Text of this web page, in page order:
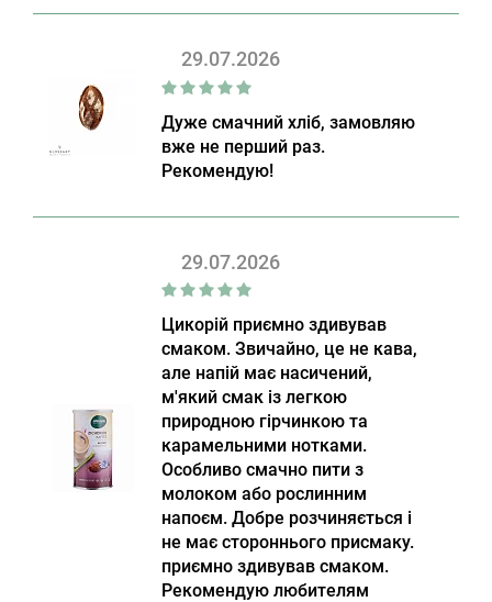
29.07.2026
Дуже смачний хліб, замовляю
вже не перший раз.
Рекомендую!
29.07.2026
Цикорій приємно здивував
смаком. Звичайно, це не кава,
але напій має насичений,
м'який смак із легкою
природною гірчинкою та
карамельними нотками.
Особливо смачно пити з
молоком або рослинним
напоєм. Добре розчиняється і
не має стороннього присмаку.
приємно здивував смаком.
Рекомендую любителям